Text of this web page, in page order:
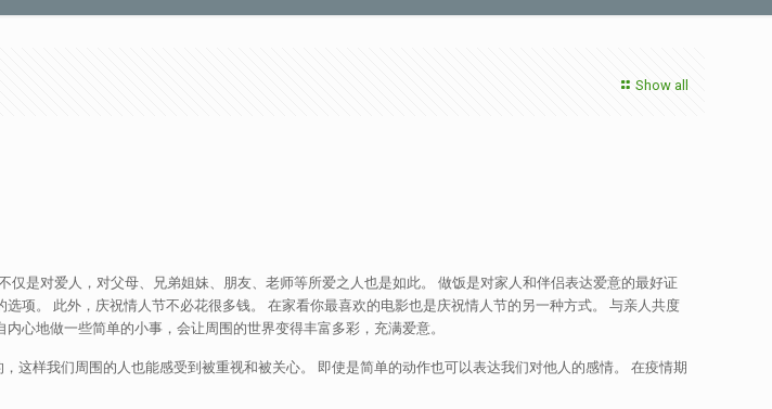
Show all
是对爱人，对父母、兄弟姐妹、朋友、老师等所爱之人也是如此。 做饭是对家人和伴侣表达爱意的最好证
项。 此外，庆祝情人节不必花很多钱。 在家看你最喜欢的电影也是庆祝情人节的另一种方式。 与亲人共度
心地做一些简单的小事，会让周围的世界变得丰富多彩，充满爱意。
样我们周围的人也能感受到被重视和被关心。 即使是简单的动作也可以表达我们对他人的感情。 在疫情期